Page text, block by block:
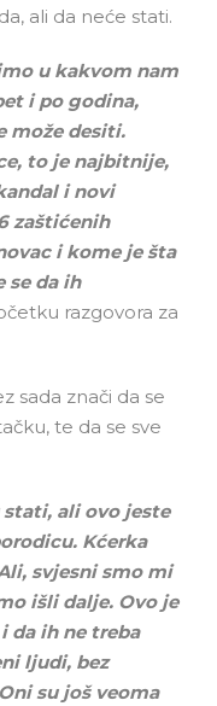
ali da neće stati.
u kakvom nam
i po godina,
može desiti.
to je najbitnije,
i novi
zaštićenih
i kome je šta
se da ih
razgovora za
sada znači da se
te da se sve
stati, ali ovo jeste
Kćerka
svjesni smo mi
išli dalje. Ovo je
da ih ne treba
ljudi, bez
su još veoma